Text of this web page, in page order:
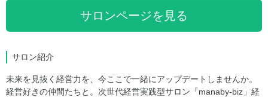
サロンページを見る
サロン紹介
未来を見抜く経営力を、今ここで一緒にアップデートしませんか。
経営好きの仲間たちと。次世代経営実践型サロン「manaby-biz」経